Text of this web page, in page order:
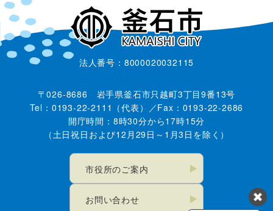
法人番号：8000020032115
〒026-8686 岩手県釜石市只越町3丁目9番13号
Tel：0193-22-2111（代表）／Fax：0193-22-2686
開庁時間：8時30分から17時15分
（土日祝日および12月29日～1月3日を除く）
市役所のご案内
お問い合わせ